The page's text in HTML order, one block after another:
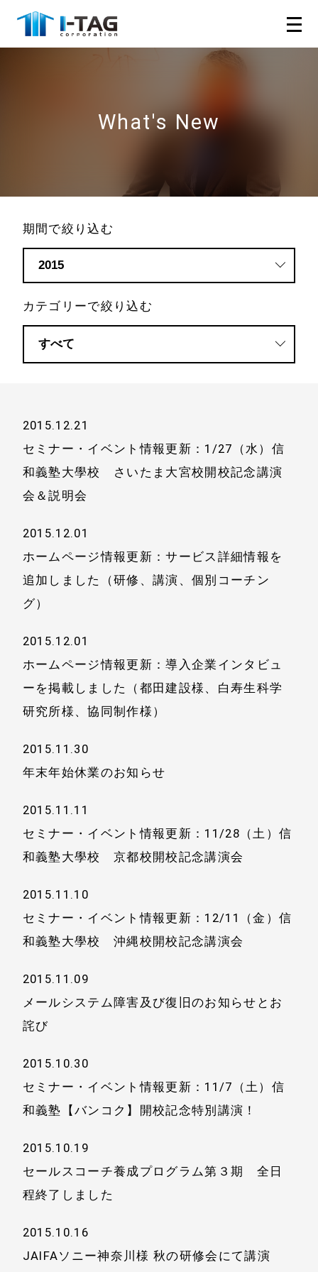
What's New
期間で絞り込む
カテゴリーで絞り込む
2015.12.21
セミナー・イベント情報更新：1/27（水）信
和義塾大學校 さいたま大宮校開校記念講演
会＆説明会
2015.12.01
ホームページ情報更新：サービス詳細情報を
追加しました（研修、講演、個別コーチン
グ）
2015.12.01
ホームページ情報更新：導入企業インタビュ
ーを掲載しました（都田建設様、白寿生科学
研究所様、協同制作様）
2015.11.30
年末年始休業のお知らせ
2015.11.11
セミナー・イベント情報更新：11/28（土）信
和義塾大學校 京都校開校記念講演会
2015.11.10
セミナー・イベント情報更新：12/11（金）信
和義塾大學校 沖縄校開校記念講演会
2015.11.09
メールシステム障害及び復旧のお知らせとお
詫び
2015.10.30
セミナー・イベント情報更新：11/7（土）信
和義塾【バンコク】開校記念特別講演！
2015.10.19
セールスコーチ養成プログラム第３期 全日
程終了しました
2015.10.16
JAIFAソニー神奈川様 秋の研修会にて講演